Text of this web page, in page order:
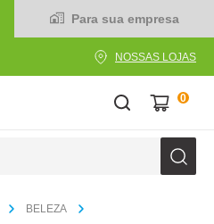
Para sua empresa
NOSSAS LOJAS
0
BELEZA